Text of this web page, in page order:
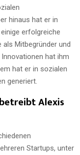
hinaus hat er in
erfolgreiche
als Mitbegründer und
hat ihm
hat er in sozialen
generiert.
Alexis
Startups, unter